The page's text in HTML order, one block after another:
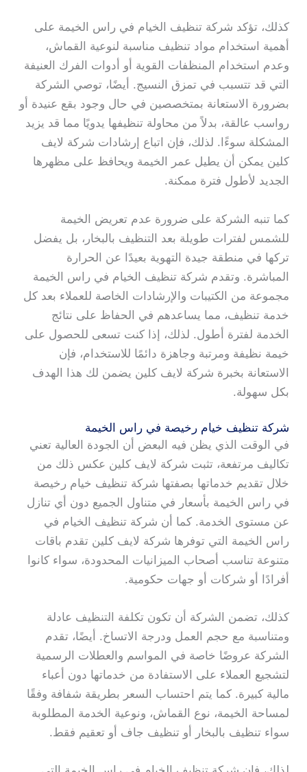
كذلك، تؤكد شركة تنظيف الخيام في راس الخيمة على
أهمية استخدام مواد تنظيف مناسبة لنوعية القماش،
وعدم استخدام المنظفات القوية أو أدوات الفرك العنيفة
التي قد تتسبب في تمزق النسيج. أيضًا، توصي الشركة
بضرورة الاستعانة بمتخصصين في حال وجود بقع عنيدة أو
رواسب عالقة، بدلاً من محاولة تنظيفها يدويًا مما قد يزيد
المشكلة سوءًا. لذلك، فإن اتباع إرشادات شركة لايف
كلين يمكن أن يطيل عمر الخيمة ويحافظ على مظهرها
الجديد لأطول فترة ممكنة.
كما تنبه الشركة على ضرورة عدم تعريض الخيمة
للشمس لفترات طويلة بعد التنظيف بالبخار، بل يفضل
تركها في منطقة جيدة التهوية بعيدًا عن الحرارة
المباشرة. وتقدم شركة تنظيف الخيام في راس الخيمة
مجموعة من الكتيبات والإرشادات الخاصة للعملاء بعد كل
خدمة تنظيف، مما يساعدهم في الحفاظ على نتائج
الخدمة لفترة أطول. لذلك، إذا كنت تسعى للحصول على
خيمة نظيفة ومرتبة وجاهزة دائمًا للاستخدام، فإن
الاستعانة بخبرة شركة لايف كلين يضمن لك هذا الهدف
بكل سهولة.
شركة تنظيف خيام رخيصة في راس الخيمة
في الوقت الذي يظن فيه البعض أن الجودة العالية تعني
تكاليف مرتفعة، تثبت شركة لايف كلين عكس ذلك من
خلال تقديم خدماتها بصفتها شركة تنظيف خيام رخيصة
في راس الخيمة بأسعار في متناول الجميع دون أي تنازل
عن مستوى الخدمة. كما أن شركة تنظيف الخيام في
راس الخيمة التي توفرها شركة لايف كلين تقدم باقات
متنوعة تناسب أصحاب الميزانيات المحدودة، سواء كانوا
أفرادًا أو شركات أو جهات حكومية.
كذلك، تضمن الشركة أن تكون تكلفة التنظيف عادلة
ومتناسبة مع حجم العمل ودرجة الاتساخ. أيضًا، تقدم
الشركة عروضًا خاصة في المواسم والعطلات الرسمية
لتشجيع العملاء على الاستفادة من خدماتها دون أعباء
مالية كبيرة. كما يتم احتساب السعر بطريقة شفافة وفقًا
لمساحة الخيمة، نوع القماش، ونوعية الخدمة المطلوبة
سواء تنظيف بالبخار أو تنظيف جاف أو تعقيم فقط.